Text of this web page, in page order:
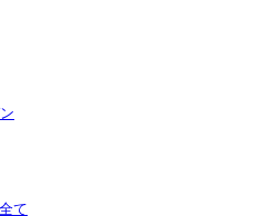
て